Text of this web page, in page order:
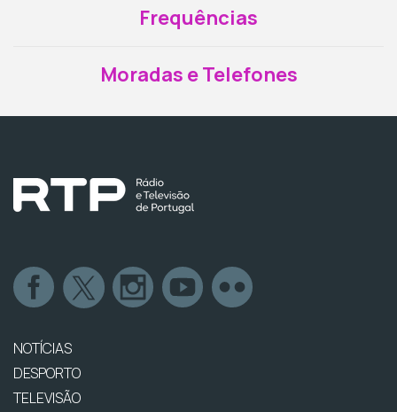
Frequências
Moradas e Telefones
NOTÍCIAS
DESPORTO
TELEVISÃO